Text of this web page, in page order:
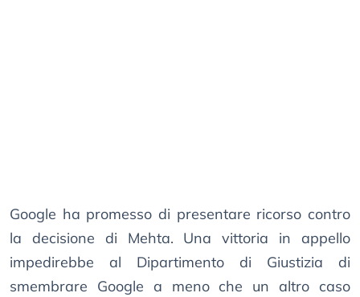
Google ha promesso di presentare ricorso contro
la decisione di Mehta. Una vittoria in appello
impedirebbe al Dipartimento di Giustizia di
smembrare Google a meno che un altro caso